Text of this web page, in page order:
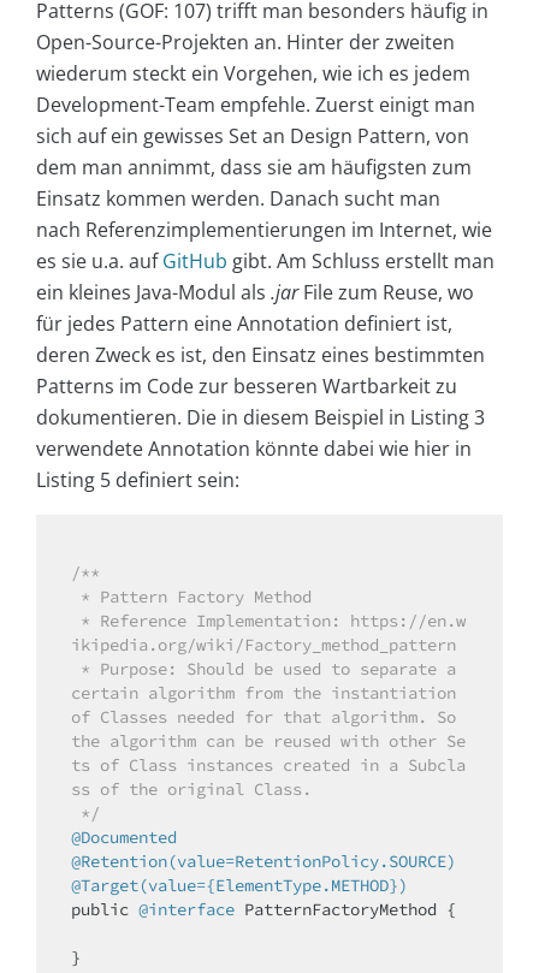
Patterns (GOF: 107) trifft man besonders häufig in
Open-Source-Projekten an. Hinter der zweiten
wiederum steckt ein Vorgehen, wie ich es jedem
Development-Team empfehle. Zuerst einigt man
sich auf ein gewisses Set an Design Pattern, von
dem man annimmt, dass sie am häufigsten zum
Einsatz kommen werden. Danach sucht man
nach Referenzimplementierungen im Internet, wie
es sie u.a. aufGitHub gibt. Am Schluss erstellt man
ein kleines Java-Modul als .jarFile zum Reuse, wo
für jedes Pattern eine Annotation definiert ist,
deren Zweck es ist, den Einsatz eines bestimmten
Patterns im Code zur besseren Wartbarkeit zu
dokumentieren. Die in diesem Beispiel in Listing 3
verwendete Annotation könnte dabei wie hier in
Listing 5 definiert sein:
/**
ikipedia.org/wiki/Factory_method_pattern
certain algorithm from the instantiation
of Classes needed for that algorithm. So
the algorithm can be reused with other Se
ts of Class instances created in a Subcla
ss of the original Class.
*/
@Documented
@Retention(value=RetentionPolicy.SOURCE)
@Target(value={ElementType.METHOD})
public @interface PatternFactoryMethod {
}